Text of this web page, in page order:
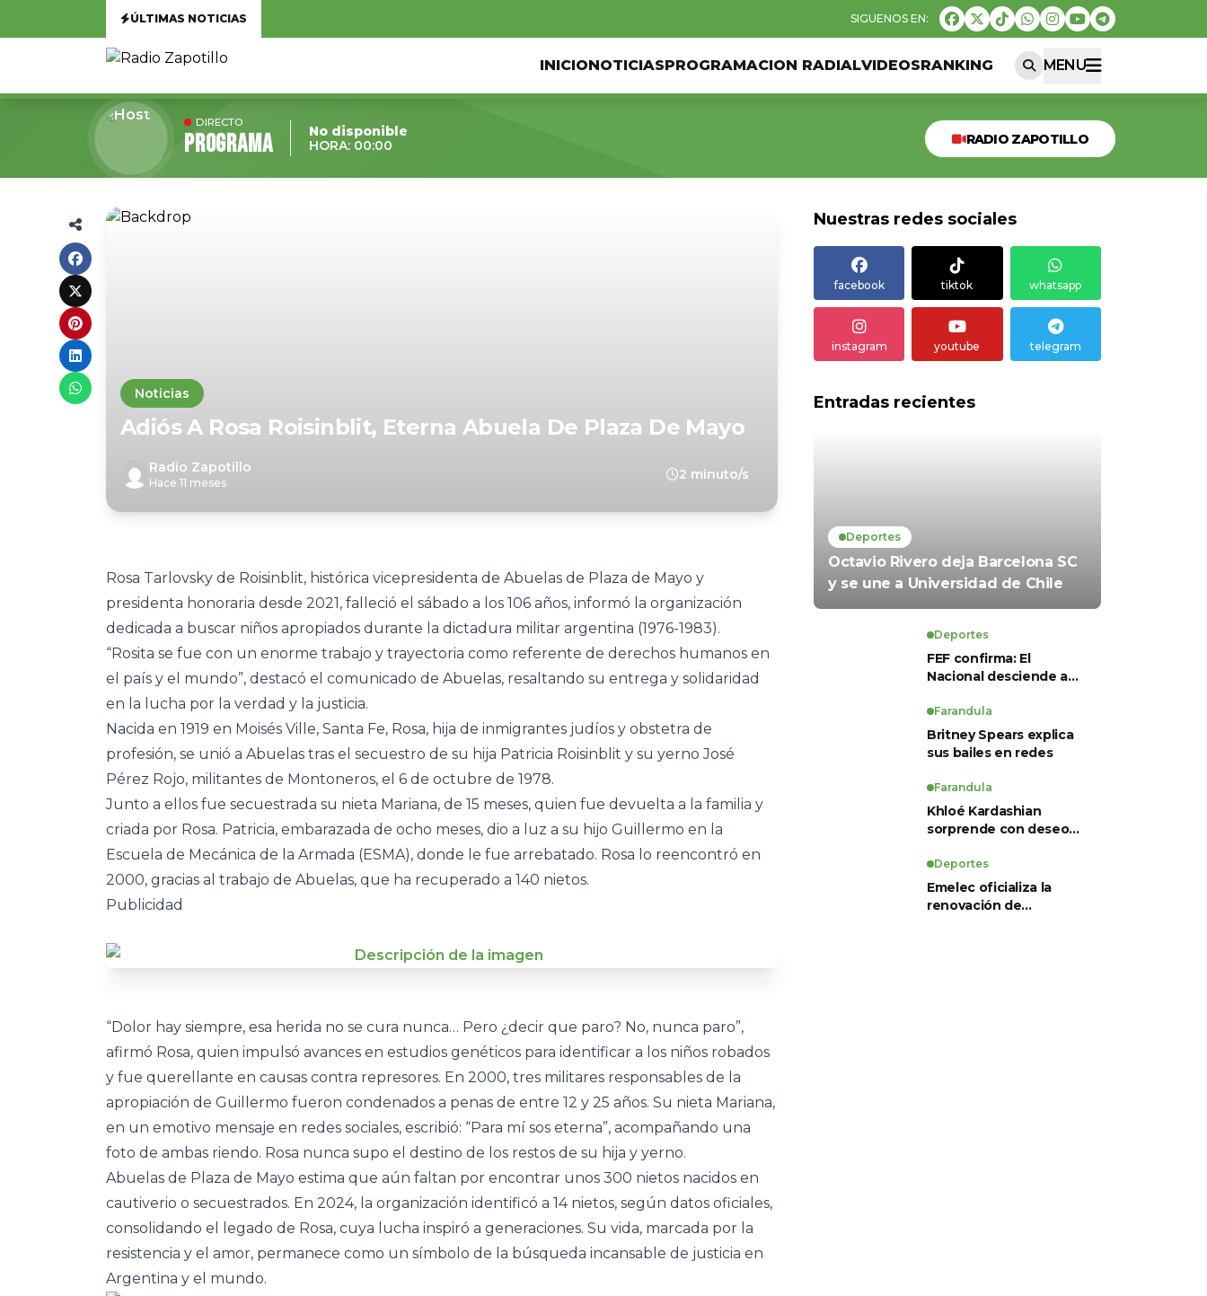
ÚLTIMAS NOTICIAS
INICIONOTICIASPROGRAMACION RADIALVIDEOSRANKING MENU
DIRECTO
Programa
No disponible
HORA: 00:00
RADIO ZAPOTILLO
Noticias
Adiós A Rosa Roisinblit, Eterna Abuela De Plaza De Mayo
Radio Zapotillo
Hace 11 meses
2 minuto/s
Rosa Tarlovsky de Roisinblit, histórica vicepresidenta de Abuelas de Plaza de Mayo y
presidenta honoraria desde 2021, falleció el sábado a los 106 años, informó la organización
dedicada a buscar niños apropiados durante la dictadura militar argentina (1976-1983).
“Rosita se fue con un enorme trabajo y trayectoria como referente de derechos humanos en
el país y el mundo”, destacó el comunicado de Abuelas, resaltando su entrega y solidaridad
en la lucha por la verdad y la justicia.
Nacida en 1919 en Moisés Ville, Santa Fe, Rosa, hija de inmigrantes judíos y obstetra de
profesión, se unió a Abuelas tras el secuestro de su hija Patricia Roisinblit y su yerno José
Pérez Rojo, militantes de Montoneros, el 6 de octubre de 1978.
Junto a ellos fue secuestrada su nieta Mariana, de 15 meses, quien fue devuelta a la familia y
criada por Rosa. Patricia, embarazada de ocho meses, dio a luz a su hijo Guillermo en la
Escuela de Mecánica de la Armada (ESMA), donde le fue arrebatado. Rosa lo reencontró en
2000, gracias al trabajo de Abuelas, que ha recuperado a 140 nietos.
Publicidad
“Dolor hay siempre, esa herida no se cura nunca… Pero ¿decir que paro? No, nunca paro”,
afirmó Rosa, quien impulsó avances en estudios genéticos para identificar a los niños robados
y fue querellante en causas contra represores. En 2000, tres militares responsables de la
apropiación de Guillermo fueron condenados a penas de entre 12 y 25 años. Su nieta Mariana,
en un emotivo mensaje en redes sociales, escribió: “Para mí sos eterna”, acompañando una
foto de ambas riendo. Rosa nunca supo el destino de los restos de su hija y yerno.
Abuelas de Plaza de Mayo estima que aún faltan por encontrar unos 300 nietos nacidos en
cautiverio o secuestrados. En 2024, la organización identificó a 14 nietos, según datos oficiales,
consolidando el legado de Rosa, cuya lucha inspiró a generaciones. Su vida, marcada por la
resistencia y el amor, permanece como un símbolo de la búsqueda incansable de justicia en
Argentina y el mundo.
Nuestras redes sociales
facebook tiktok whatsapp
instagram youtube telegram
Entradas recientes
Deportes
Octavio Rivero deja Barcelona SC
y se une a Universidad de Chile
Deportes
FEF confirma: El
Nacional desciende a
Universitario se salva y
solo dos equipos
ascienden para LigaPro
Farandula
Britney Spears explica
sus bailes en redes
Farandula
Khloé Kardashian
sorprende con deseo
corporal y revela sus
tratamientos estéticos
Deportes
Emelec oficializa la
renovación de